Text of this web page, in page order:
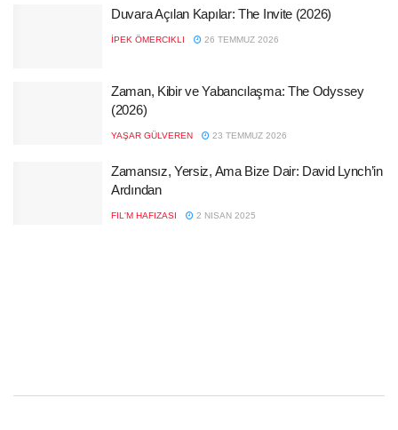
Duvara Açılan Kapılar: The Invite (2026)
İPEK ÖMERCIKLI 26 TEMMUZ 2026
Zaman, Kibir ve Yabancılaşma: The Odyssey
(2026)
YAŞAR GÜLVEREN 23 TEMMUZ 2026
Zamansız, Yersiz, Ama Bize Dair: David Lynch’in
Ardından
FIL'M HAFIZASI 2 NISAN 2025